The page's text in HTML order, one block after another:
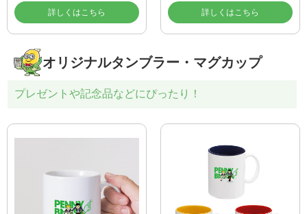
詳しくはこちら 詳しくはこちら
オリジナルタンブラー・マグカップ
プレゼントや記念品などにぴったり！